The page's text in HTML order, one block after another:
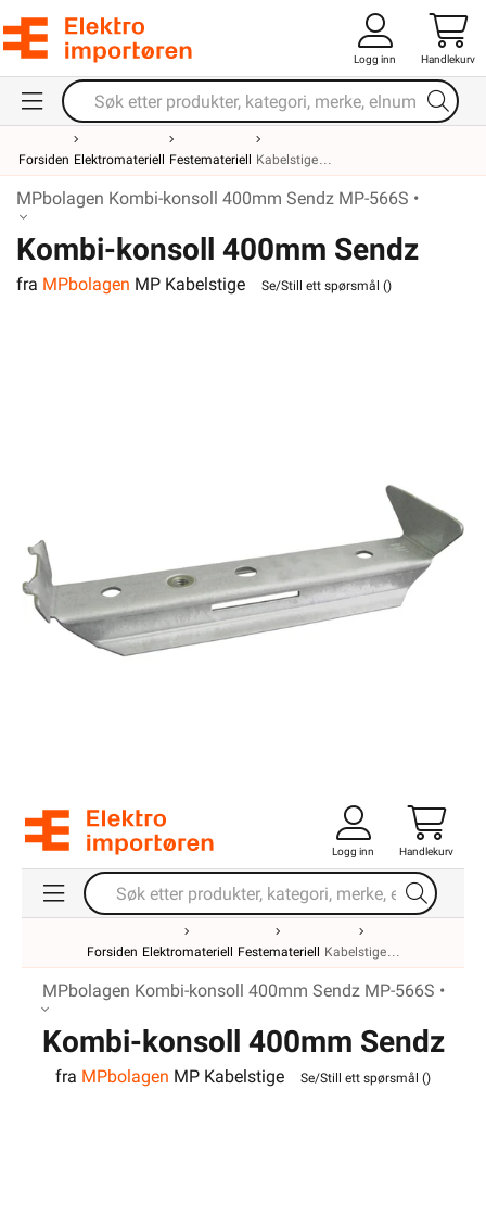
Logg inn Handlekurv
Forsiden Elektromateriell Festemateriell Kabelstige
MPbolagen Kombi-konsoll 400mm Sendz MP-566S •
Kombi-konsoll 400mm Sendz
MP-566S
fra MPbolagen MP Kabelstige Se/Still ett spørsmål ()
Logg inn Handlekurv
Forsiden Elektromateriell Festemateriell Kabelstige
MPbolagen Kombi-konsoll 400mm Sendz MP-566S •
Kombi-konsoll 400mm Sendz
MP-566S
fra MPbolagen MP Kabelstige Se/Still ett spørsmål ()